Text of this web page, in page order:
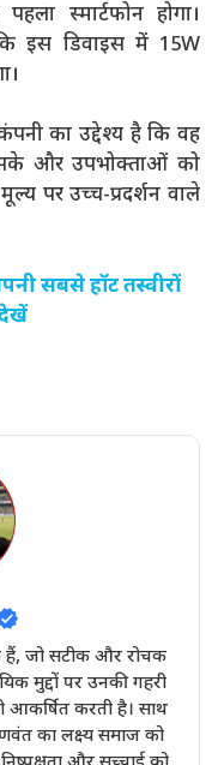
स्मार्टफोन होगा।
इस डिवाइस में 15W
का उद्देश्य है कि वह
और उपभोक्ताओं को
पर उच्च-प्रदर्शन वाले
सबसे हॉट तस्वीरों
देखें
जो सटीक और रोचक
मुद्दों पर उनकी गहरी
करती है। साथ
का लक्ष्य समाज को